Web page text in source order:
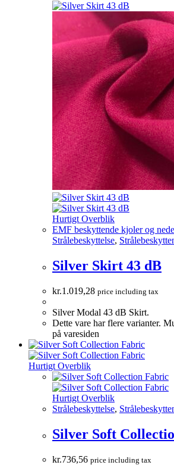
Hurtigt Overblik
EMF beskyttende kjoler og
Strålebeskyttelse,
Silver Skirt 43 dB
kr.1.019,28 price including tax
Silver Modal 43 dB Skirt.
Dette vare har flere varianter.
på varesiden
Hurtigt Overblik
Hurtigt Overblik
Strålebeskyttelse,
Silver Soft
kr.736,56 price including tax